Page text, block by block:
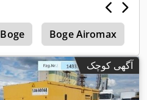
Boge Boge Airomax
آگهی کوچک